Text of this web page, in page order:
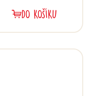
DO KOŠÍKU